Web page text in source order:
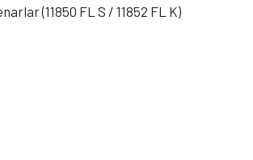
(11850 FL S / 11852 FL K)